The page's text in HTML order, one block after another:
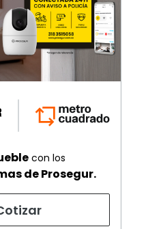
con los
de Prosegur.